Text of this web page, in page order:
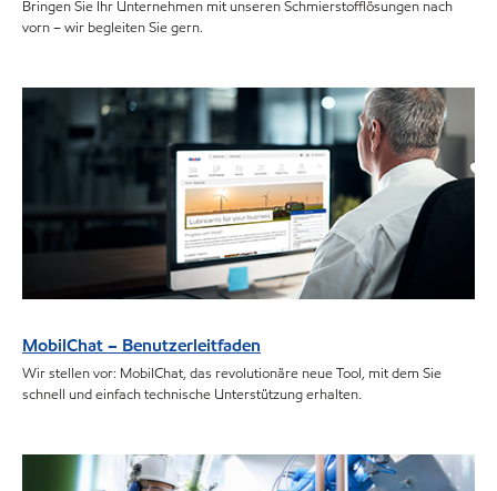
Bringen Sie Ihr Unternehmen mit unseren Schmierstofflösungen nach
vorn – wir begleiten Sie gern.
MobilChat – Benutzerleitfaden
Wir stellen vor: MobilChat, das revolutionäre neue Tool, mit dem Sie
schnell und einfach technische Unterstützung erhalten.